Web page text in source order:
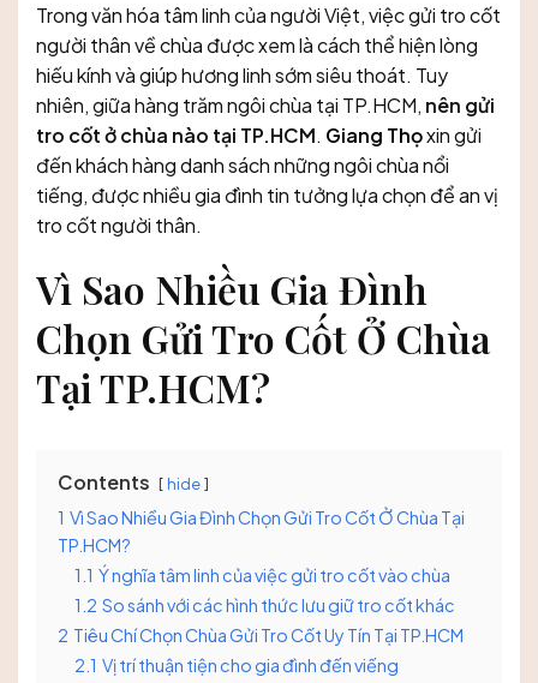
Trong văn hóa tâm linh của người Việt, việc gửi tro cốt
người thân về chùa được xem là cách thể hiện lòng
hiếu kính và giúp hương linh sớm siêu thoát. Tuy
nhiên, giữa hàng trăm ngôi chùa tại TP.HCM, nên gửi
tro cốt ở chùa nào tại TP.HCM. Giang Thọxin gửi
đến khách hàng danh sách những ngôi chùa nổi
tiếng, được nhiều gia đình tin tưởng lựa chọn để an vị
tro cốt người thân.
Vì Sao Nhiều Gia Đình
Chọn Gửi Tro Cốt Ở Chùa
Tại TP.HCM?
Contents hide
1 Vì Sao Nhiều Gia Đình Chọn Gửi Tro Cốt Ở Chùa Tại
TP.HCM?
1.1 Ý nghĩa tâm linh của việc gửi tro cốt vào chùa
1.2 So sánh với các hình thức lưu giữ tro cốt khác
2 Tiêu Chí Chọn Chùa Gửi Tro Cốt Uy Tín Tại TP.HCM
2.1 Vị trí thuận tiện cho gia đình đến viếng